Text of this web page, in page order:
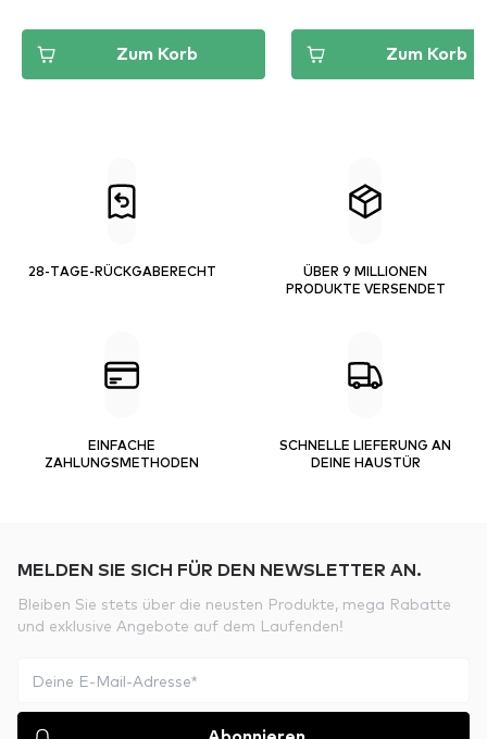
Zum Korb Zum Korb
28-TAGE-RÜCKGABERECHT
ÜBER 9 MILLIONEN
PRODUKTE VERSENDET
EINFACHE
ZAHLUNGSMETHODEN
SCHNELLE LIEFERUNG AN
DEINE HAUSTÜR
MELDEN SIE SICH FÜR DEN NEWSLETTER AN.
Bleiben Sie stets über die neusten Produkte, mega Rabatte
und exklusive Angebote auf dem Laufenden!